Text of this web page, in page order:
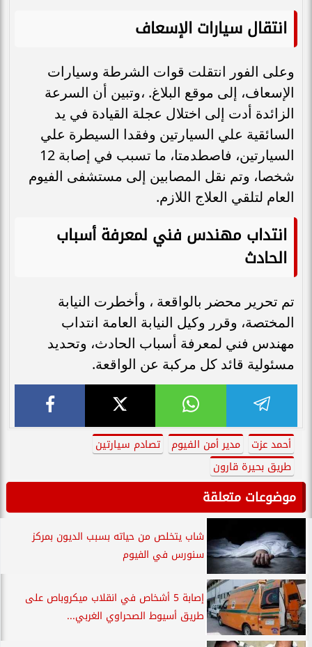
انتقال سيارات الإسعاف
وعلى الفور انتقلت قوات الشرطة وسيارات
الإسعاف، إلى موقع البلاغ. ،وتبين أن السرعة
الزائدة أدت إلى اختلال عجلة القيادة في يد
السائقية علي السيارتين وفقدا السيطرة علي
السيارتين، فاصطدمتا، ما تسبب في إصابة 12
شخصا، وتم نقل المصابين إلى مستشفى الفيوم
العام لتلقي العلاج اللازم.
انتداب مهندس فني لمعرفة أسباب
الحادث
تم تحرير محضر بالواقعة ، وأخطرت النيابة
المختصة، وقرر وكيل النيابة العامة انتداب
مهندس فني لمعرفة أسباب الحادث، وتحديد
مسئولية قائد كل مركبة عن الواقعة.
أحمد عزت مدير أمن الفيوم
تصادم سيارتين
طريق بحيرة قارون
موضوعات متعلقة
شاب يتخلص من حياته بسبب الديون بمركز
سنورس في الفيوم
إصابة 5 أشخاص في انقلاب ميكروباص على
طريق أسيوط الصحراوي الغربي...